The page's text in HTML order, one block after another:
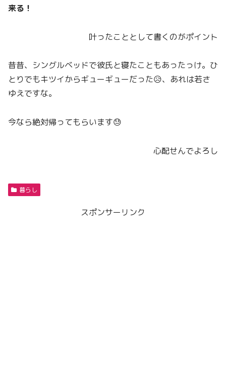
来る！
叶ったこととして書くのがポイント
昔昔、シングルベッドで彼氏と寝たこともあったっけ。ひ
とりでもキツイからギューギューだった😥、あれは若さ
ゆえですな。
今なら絶対帰ってもらいます😓
心配せんでよろし
暮らし
スポンサーリンク